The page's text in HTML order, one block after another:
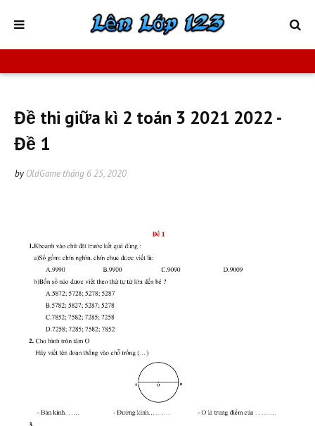
Đề thi giữa kì 2 toán 3 2021 2022 -
Đề 1
by OldGame tháng 6 25, 2020